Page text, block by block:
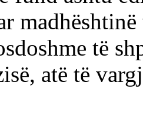
të
atë të